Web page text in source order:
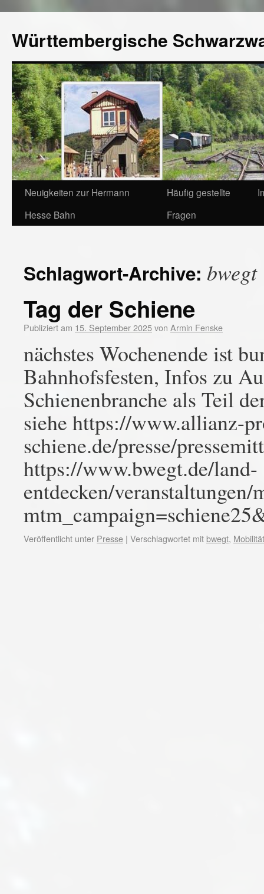
Württembergische
Neuigkeiten zur Hermann
Hesse Bahn
Häufig gestellte
Fragen
Schlagwort-Archive: bwegt
Tag der Schiene
Publiziert am 15. September 2025von Armin Fenske
nächstes Wochenende ist
Bahnhofsfesten, Infos zu
Schienenbranche als Teil
siehe https://www.allianz-
schiene.de/presse/
https://www.bwegt.de/land-
entdecken/
Veröffentlicht unter Presse | Verschlagwortet mitbwegt,